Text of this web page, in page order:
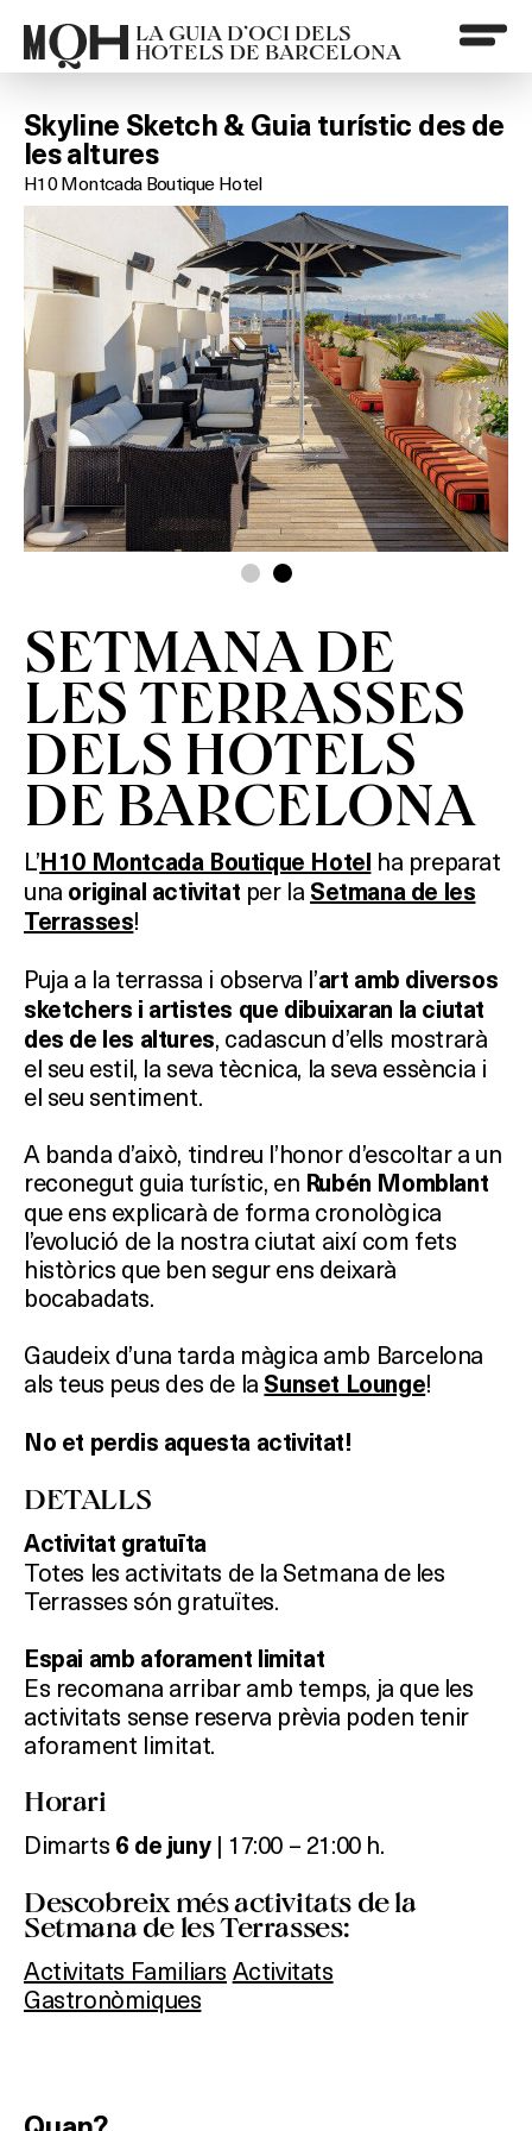
LA GUIA D’OCI DELS
HOTELS DE BARCELONA
Skyline Sketch & Guia turístic des de
les altures
H10 Montcada Boutique Hotel
SETMANA DE
LES TERRASSES
DELS HOTELS
DE BARCELONA
L’ H10 Montcada Boutique Hotel ha preparat
una original activitat per la Setmana de les
Terrasses!
Puja a la terrassa i observa l’art amb diversos
sketchers i artistes que dibuixaran la ciutat
des de les altures, cadascun d’ells mostrarà
el seu estil, la seva tècnica, la seva essència i
el seu sentiment.
A banda d’això, tindreu l’honor d’escoltar a un
reconegut guia turístic, en Rubén Momblant
que ens explicarà de forma cronològica
l’evolució de la nostra ciutat així com fets
històrics que ben segur ens deixarà
bocabadats.
Gaudeix d’una tarda màgica amb Barcelona
als teus peus des de la Sunset Lounge!
No et perdis aquesta activitat!
DETALLS
Activitat gratuïta
Totes les activitats de la Setmana de les
Terrasses són gratuïtes.
Espai amb aforament limitat
Es recomana arribar amb temps, ja que les
activitats sense reserva prèvia poden tenir
aforament limitat.
Horari
Dimarts 6 de juny| 17:00 – 21:00 h.
Descobreix més activitats de la
Setmana de les Terrasses:
Activitats Familiars Activitats
Gastronòmiques